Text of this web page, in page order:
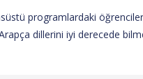
programlardaki
dillerini iyi derecede